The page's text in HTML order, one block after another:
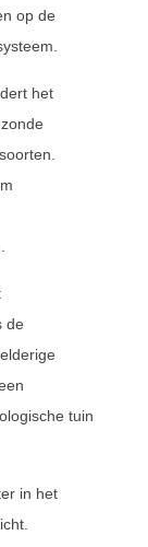
op de
het
de
tuin
in het